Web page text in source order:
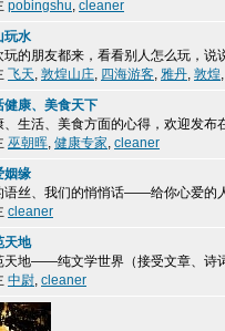
pobingshu, cleaner
玩水
玩的朋友都来，看看别人怎么玩，
飞天, 敦煌山庄, 四海游客, 雅丹, 敦煌,
健康、美食天下
、生活、美食方面的心得，欢迎发布
巫朝晖, 健康专家, cleaner
姻缘
语丝、我们的悄悄话——给你心爱的
cleaner
天地
天地——纯文学世界（接受文章、诗
中尉, cleaner